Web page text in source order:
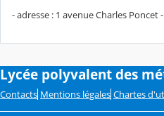
- adresse : 1 avenue Charles Poncet
Lycée polyvalent des
Contacts Mentions légales Chartes